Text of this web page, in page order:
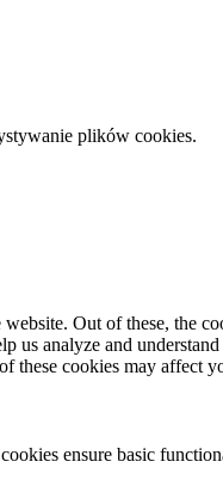
plików cookies.
Out of these, the
us analyze and
these cookies may affect
ensure basic